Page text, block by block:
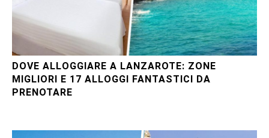
DOVE ALLOGGIARE A LANZAROTE: ZONE
MIGLIORI E 17 ALLOGGI FANTASTICI DA
PRENOTARE